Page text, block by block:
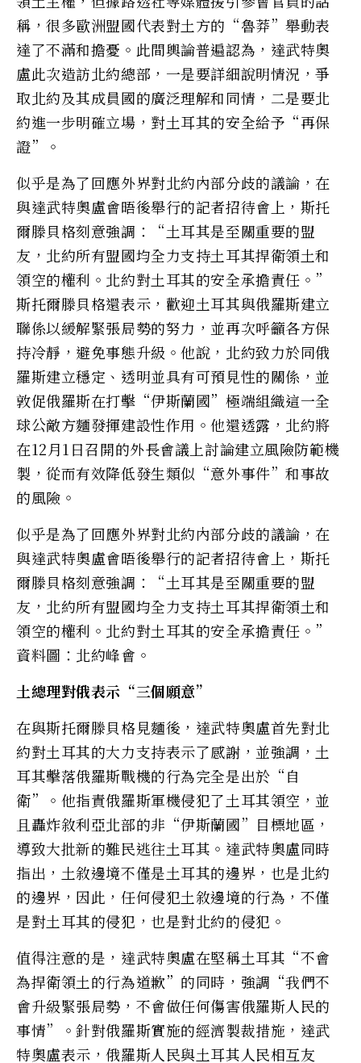
稱，很多歐洲盟國代表對土方的“魯莽”舉動表
達了不滿和擔憂。此間輿論普遍認為，達武特奧
盧此次造訪北約總部，一是要詳細說明情況，爭
取北約及其成員國的廣泛理解和同情，二是要北
約進一步明確立場，對土耳其的安全給予“再保
證”。
似乎是為了回應外界對北約內部分歧的議論，在
與達武特奧盧會晤後舉行的記者招待會上，斯托
爾滕貝格刻意強調：“土耳其是至關重要的盟
友，北約所有盟國均全力支持土耳其捍衛領土和
領空的權利。北約對土耳其的安全承擔責任。”
斯托爾滕貝格還表示，歡迎土耳其與俄羅斯建立
聯係以緩解緊張局勢的努力，並再次呼籲各方保
持冷靜，避免事態升級。他說，北約致力於同俄
羅斯建立穩定、透明並具有可預見性的關係，並
敦促俄羅斯在打擊“伊斯蘭國”極端組織這一全
球公敵方麵發揮建設性作用。他還透露，北約將
在12月1日召開的外長會議上討論建立風險防範機
製，從而有效降低發生類似“意外事件”和事故
的風險。
似乎是為了回應外界對北約內部分歧的議論，在
與達武特奧盧會晤後舉行的記者招待會上，斯托
爾滕貝格刻意強調：“土耳其是至關重要的盟
友，北約所有盟國均全力支持土耳其捍衛領土和
領空的權利。北約對土耳其的安全承擔責任。”
資料圖：北約峰會。
土總理對俄表示“三個願意”
在與斯托爾滕貝格見麵後，達武特奧盧首先對北
約對土耳其的大力支持表示了感謝，並強調，土
耳其擊落俄羅斯戰機的行為完全是出於“自
衛”。他指責俄羅斯軍機侵犯了土耳其領空，並
且轟炸敘利亞北部的非“伊斯蘭國”目標地區，
導致大批新的難民逃往土耳其。達武特奧盧同時
指出，土敘邊境不僅是土耳其的邊界，也是北約
的邊界，因此，任何侵犯土敘邊境的行為，不僅
是對土耳其的侵犯，也是對北約的侵犯。
值得注意的是，達武特奧盧在堅稱土耳其“不會
為捍衛領土的行為道歉”的同時，強調“我們不
會升級緊張局勢，不會做任何傷害俄羅斯人民的
事情”。針對俄羅斯實施的經濟製裁措施，達武
特奧盧表示，俄羅斯人民與土耳其人民相互友